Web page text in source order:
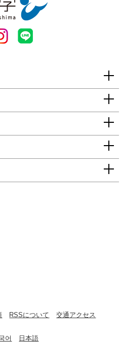
RSSについて
交通アクセス
어 日本語